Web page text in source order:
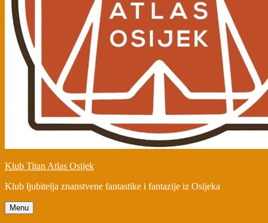
Klub Titan Atlas Osijek
Klub ljubitelja znanstvene fantastike i fantazije iz Osijeka
Menu